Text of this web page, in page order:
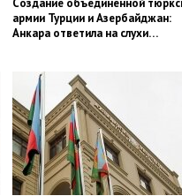
армии Турции и Азербайджан:
Анкара ответила на слухи…